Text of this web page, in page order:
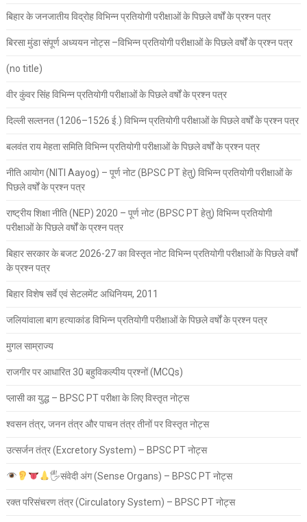
बिहार के जनजातीय विद्रोह विभिन्न प्रतियोगी परीक्षाओं के पिछले वर्षों के प्रश्न पत्र
बिरसा मुंडा संपूर्ण अध्ययन नोट्स –विभिन्न प्रतियोगी परीक्षाओं के पिछले वर्षों के प्रश्न पत्र
(no title)
वीर कुंवर सिंह विभिन्न प्रतियोगी परीक्षाओं के पिछले वर्षों के प्रश्न पत्र
दिल्ली सल्तनत (1206–1526 ई.) विभिन्न प्रतियोगी परीक्षाओं के पिछले वर्षों के प्रश्न पत्र
बलवंत राय मेहता समिति विभिन्न प्रतियोगी परीक्षाओं के पिछले वर्षों के प्रश्न पत्र
नीति आयोग (NITI Aayog) – पूर्ण नोट (BPSC PT हेतु) विभिन्न प्रतियोगी परीक्षाओं के
पिछले वर्षों के प्रश्न पत्र
राष्ट्रीय शिक्षा नीति (NEP) 2020 – पूर्ण नोट (BPSC PT हेतु) विभिन्न प्रतियोगी
परीक्षाओं के पिछले वर्षों के प्रश्न पत्र
बिहार सरकार के बजट 2026-27 का विस्तृत नोट विभिन्न प्रतियोगी परीक्षाओं के पिछले वर्षों
के प्रश्न पत्र
बिहार विशेष सर्वे एवं सेटलमेंट अधिनियम, 2011
जलियांवाला बाग हत्याकांड विभिन्न प्रतियोगी परीक्षाओं के पिछले वर्षों के प्रश्न पत्र
मुगल साम्राज्य
राजगीर पर आधारित 30 बहुविकल्पीय प्रश्नों (MCQs)
प्लासी का युद्ध – BPSC PT परीक्षा के लिए विस्तृत नोट्स
श्वसन तंत्र, जनन तंत्र और पाचन तंत्र तीनों पर विस्तृत नोट्स
उत्सर्जन तंत्र (Excretory System) – BPSC PT नोट्स
🖐संवेदी अंग (Sense Organs) – BPSC PT नोट्स
रक्त परिसंचरण तंत्र (Circulatory System) – BPSC PT नोट्स